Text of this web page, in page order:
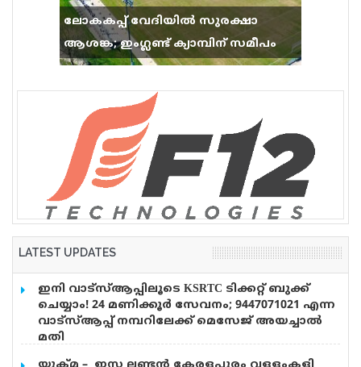
ലോകകപ്പ് വേദിയിൽ സുരക്ഷാ
ആശങ്ക; ഇംഗ്ലണ്ട് ക്യാമ്പിന് സമീപം
വെടിവെപ്പ്, 9 പേർക്ക് പരിക്ക്
LATEST UPDATES
ഇനി വാട്‌സ്ആപ്പിലൂടെ KSRTC ടിക്കറ്റ് ബുക്ക്
ചെയ്യാം! 24 മണിക്കൂർ സേവനം; 9447071021 എന്ന
വാട്സ്ആപ്പ് നമ്പറിലേക്ക് മെസേജ് അയച്ചാൽ
മതി
എഐ സാങ്കേതികവിദ്യ പ്രയോജനപ്പെടുത്തി